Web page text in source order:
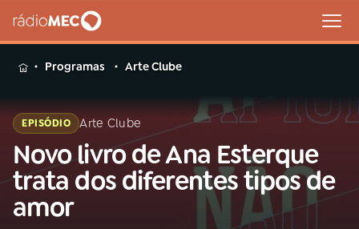
MENU
Buscar
na
Rádio
MEC
Buscar
Programas Arte Clube
EPISÓDIO Arte Clube
Novo livro de Ana Esterque
trata dos diferentes tipos de
amor